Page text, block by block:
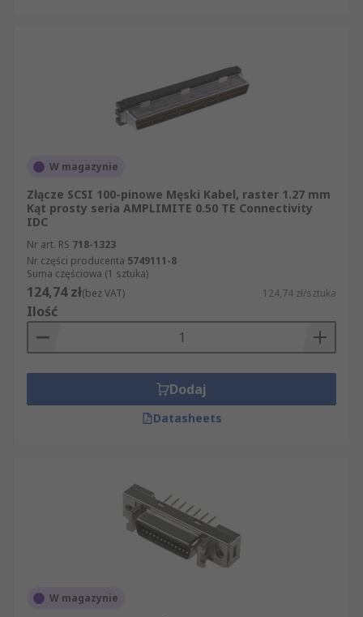
W magazynie
Złącze SCSI 100-pinowe Męski Kabel, raster 1.27 mm
Kąt prosty seria AMPLIMITE 0.50 TE Connectivity
IDC
Nr art. RS 718-1323
Nr części producenta 5749111-8
Suma częściowa (1 sztuka)
124,74 zł(bez VAT) 124,74 zł/sztuka
Ilość
Dodaj
Datasheets
W magazynie